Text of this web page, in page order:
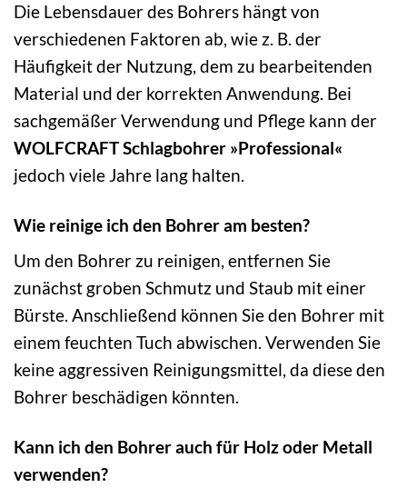
Die Lebensdauer des Bohrers hängt von
verschiedenen Faktoren ab, wie z. B. der
Häufigkeit der Nutzung, dem zu bearbeitenden
Material und der korrekten Anwendung. Bei
sachgemäßer Verwendung und Pflege kann der
WOLFCRAFT Schlagbohrer »Professional«
jedoch viele Jahre lang halten.
Wie reinige ich den Bohrer am besten?
Um den Bohrer zu reinigen, entfernen Sie
zunächst groben Schmutz und Staub mit einer
Bürste. Anschließend können Sie den Bohrer mit
einem feuchten Tuch abwischen. Verwenden Sie
keine aggressiven Reinigungsmittel, da diese den
Bohrer beschädigen könnten.
Kann ich den Bohrer auch für Holz oder Metall
verwenden?